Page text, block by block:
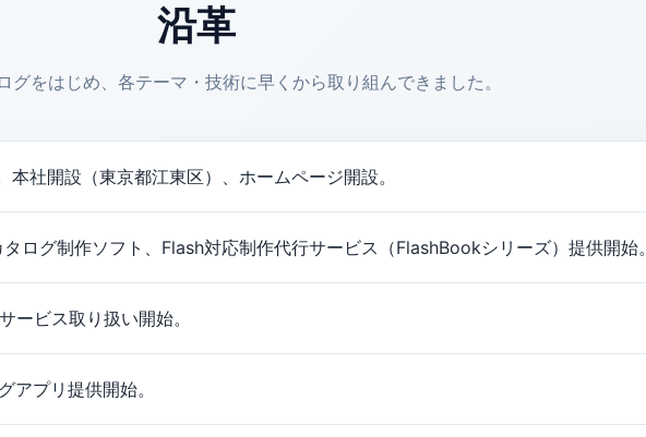
沿革
グをはじめ、各テーマ・技術に早くから取り組んできました。
社開設（東京都江東区）、ホームページ開設。
ログ制作ソフト、Flash対応制作代行サービス（FlashBookシリーズ）提供開始。
ービス取り扱い開始。
プリ提供開始。